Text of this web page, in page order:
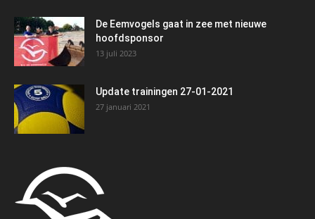
De Eemvogels gaat in zee met nieuwe
hoofdsponsor
13 juli 2023
Update trainingen 27-01-2021
27 januari 2021